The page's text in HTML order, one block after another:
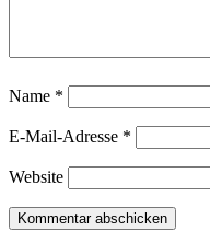
Name *
E-Mail-Adresse *
Website